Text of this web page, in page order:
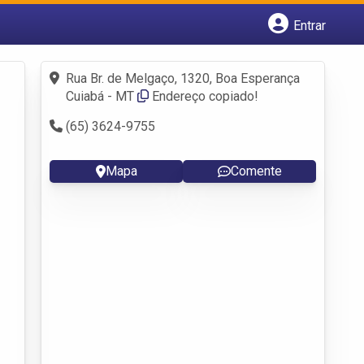
Entrar
Fazer login
Criar conta
Rua Br. de Melgaço, 1320, Boa Esperança
Cuiabá - MT
Endereço copiado!
(65) 3624-9755
Mapa Comente